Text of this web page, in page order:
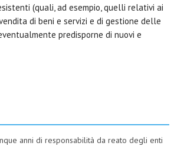
(quali, ad esempio, quelli relativi ai
di beni e servizi e di gestione delle
predisporne di nuovi e
anni di responsabilità da reato degli enti